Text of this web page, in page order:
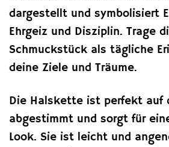
dargestellt und symbolisiert
Ehrgeiz und Disziplin. Trage
Schmuckstück als tägliche
deine Ziele und Träume.
Die Halskette ist perfekt auf
abgestimmt und sorgt für
Look. Sie ist leicht und